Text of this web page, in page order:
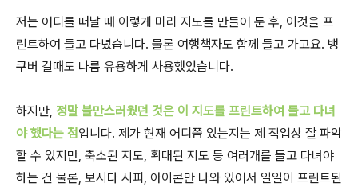
저는 어디를 떠날 때 이렇게 미리 지도를 만들어 둔 후, 이것을 프
린트하여 들고 다녔습니다. 물론 여행책자도 함께 들고 가고요. 뱅
쿠버 갈때도 나름 유용하게 사용했었습니다.
하지만, 정말 불만스러웠던 것은 이 지도를 프린트하여 들고 다녀
야 했다는 점 입니다. 제가 현재 어디쯤 있는지는 제 직업상 잘 파악
할 수 있지만, 축소된 지도, 확대된 지도 등 여러개를 들고 다녀야
하는 건 물론, 보시다 시피, 아이콘만 나와 있어서 일일이 프린트된